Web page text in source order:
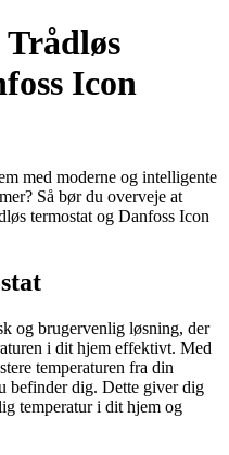
Icon
med moderne og intelligente
Så bør du overveje at
termostat og Danfoss Icon
og brugervenlig løsning, der
i dit hjem effektivt. Med
temperaturen fra din
befinder dig. Dette giver dig
temperatur i dit hjem og